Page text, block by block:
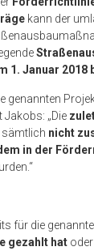
kann der
1. Januar 2018
genannten
„Die
nicht
in der
für die
gezahlt hat